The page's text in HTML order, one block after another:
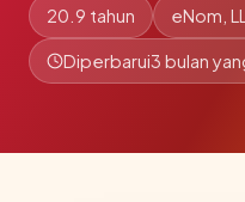
20.9 tahun eNom,
Diperbarui3 bulan